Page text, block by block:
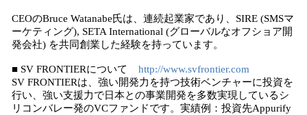
CEOのBruce Watanabe氏は、連続起業家であり、SIRE (SMSマ
ーケティング), SETA International (グローバルなオフショア開
発会社) を共同創業した経験を持っています。
■ SV FRONTIERについて http://www.svfrontier.com
SV FRONTIERは、強い開発力を持つ技術ベンチャーに投資を
行い、強い支援力で日本との事業開発を多数実現しているシ
リコンバレー発のVCファンドです。実績例：投資先Appurify